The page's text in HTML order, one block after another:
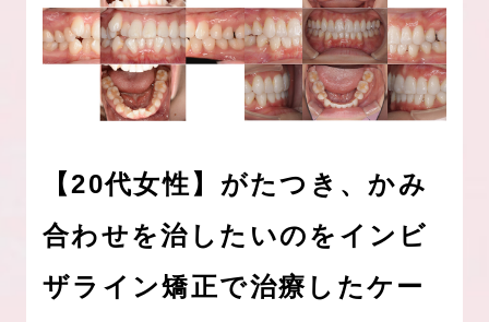
【20代女性】がたつき、かみ
合わせを治したいのをインビ
ザライン矯正で治療したケー